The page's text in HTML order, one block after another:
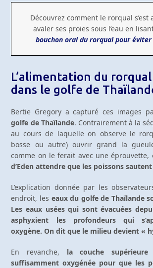
Découvrez comment le rorqual s’est
avaler ses proies sous l’eau en
bouchon oral du rorqual pour éviter
L’alimentation du
dans le golfe de
Bertie Gregory a capturé ces images
golfe de Thaïlande. Contrairement à la
au cours de laquelle on observe le
bosse ou autre) ouvrir grand la
comme on le ferait avec une éprouvette,
d’Eden attendre que les poissons
L’explication donnée par les
endroit, les eaux du golfe de Thaïlande
Les eaux usées qui sont évacuées
asphyxient les profondeurs qui
oxygène. On dit que le milieu devient «
En revanche, la couche
suffisamment oxygénée pour que les